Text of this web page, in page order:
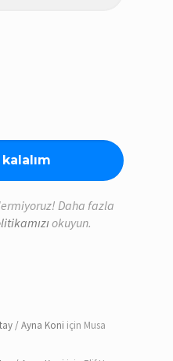
Daha fazla
okuyun.
/ Ayna Koni için Musa